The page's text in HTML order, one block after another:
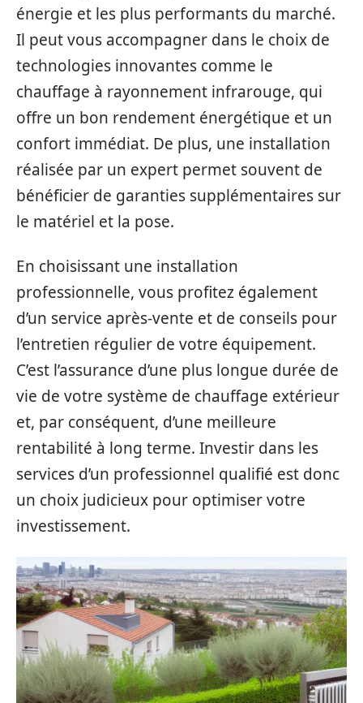
énergie et les plus performants du marché.
Il peut vous accompagner dans le choix de
technologies innovantes comme le
chauffage à rayonnement infrarouge, qui
offre un bon rendement énergétique et un
confort immédiat. De plus, une installation
réalisée par un expert permet souvent de
bénéficier de garanties supplémentaires sur
le matériel et la pose.
En choisissant une installation
professionnelle, vous profitez également
d’un service après-vente et de conseils pour
l’entretien régulier de votre équipement.
C’est l’assurance d’une plus longue durée de
vie de votre système de chauffage extérieur
et, par conséquent, d’une meilleure
rentabilité à long terme. Investir dans les
services d’un professionnel qualifié est donc
un choix judicieux pour optimiser votre
investissement.